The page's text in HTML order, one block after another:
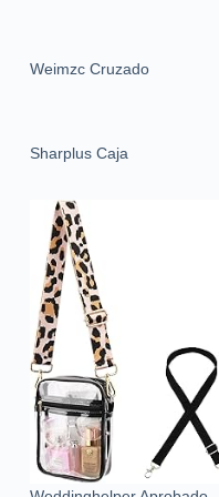
Weimzc Cruzado
Sharplus Caja